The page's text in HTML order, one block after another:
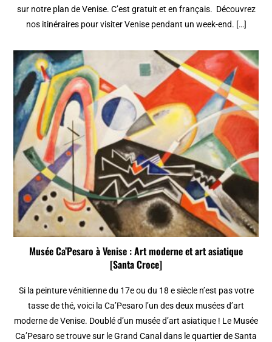
sur notre plan de Venise. C’est gratuit et en français. Découvrez
nos itinéraires pour visiter Venise pendant un week-end. […]
Musée Ca’Pesaro à Venise : Art moderne et art asiatique
[Santa Croce]
Si la peinture vénitienne du 17e ou du 18 e siècle n’est pas votre
tasse de thé, voici la Ca’Pesaro l’un des deux musées d’art
moderne de Venise. Doublé d’un musée d’art asiatique ! Le Musée
Ca’Pesaro se trouve sur le Grand Canal dans le quartier de Santa